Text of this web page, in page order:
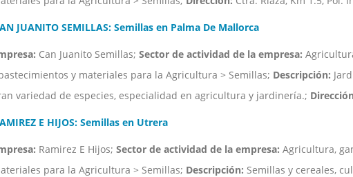
JUANITO SEMILLAS: Semillas en Palma De Mallorca
Can Juanito Semillas; Sector de actividad de la empresa:
y materiales para la Agricultura > Semillas; Descripción:
variedad de especies, especialidad en agricultura y jardinería.;
E HIJOS: Semillas en Utrera
Ramirez E Hijos; Sector de actividad de la empresa: Agricultura,
para la Agricultura > Semillas; Descripción: Semillas y cereales,